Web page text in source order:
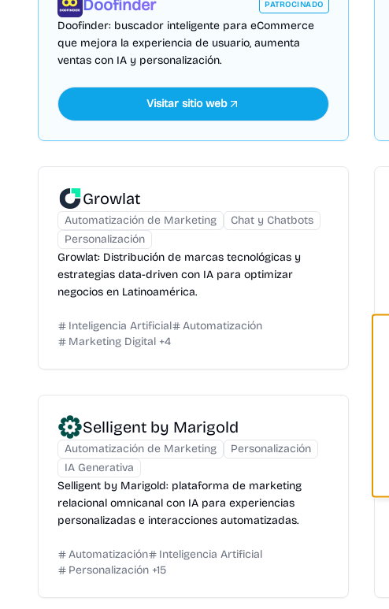
Doofinder PATROCINADO
Doofinder: buscador inteligente para eCommerce
que mejora la experiencia de usuario, aumenta
ventas con IA y personalización.
Visitar sitio web
Growlat
Automatización de Marketing
Chat y Chatbots
Personalización
Growlat: Distribución de marcas tecnológicas y
estrategias data-driven con IA para optimizar
negocios en Latinoamérica.
Inteligencia Artificial
Automatización
Marketing Digital +4
Selligent by Marigold
Automatización de Marketing
Personalización
IA Generativa
Selligent by Marigold: plataforma de marketing
relacional omnicanal con IA para experiencias
personalizadas e interacciones automatizadas.
Automatización
Inteligencia Artificial
Personalización +15